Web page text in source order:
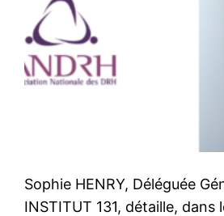
Sophie HENRY, Déléguée
INSTITUT 131, détaille, dans